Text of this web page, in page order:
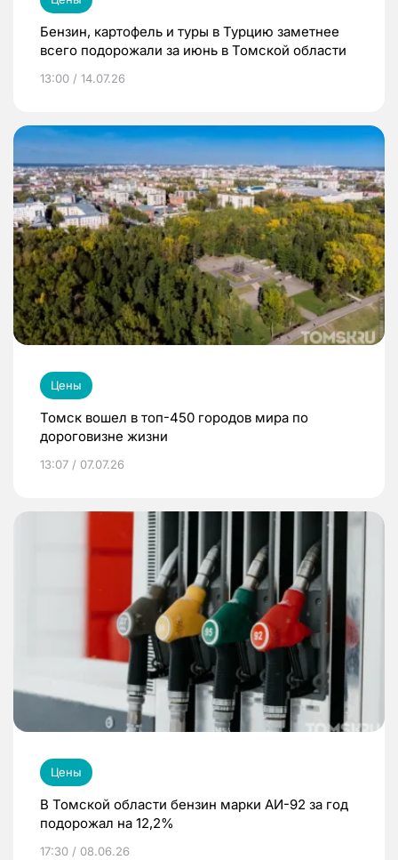
Бензин, картофель и туры в Турцию заметнее
всего подорожали за июнь в Томской области
13:00 / 14.07.26
Цены
Томск вошел в топ-450 городов мира по
дороговизне жизни
13:07 / 07.07.26
Цены
В Томской области бензин марки АИ-92 за год
подорожал на 12,2%
17:30 / 08.06.26